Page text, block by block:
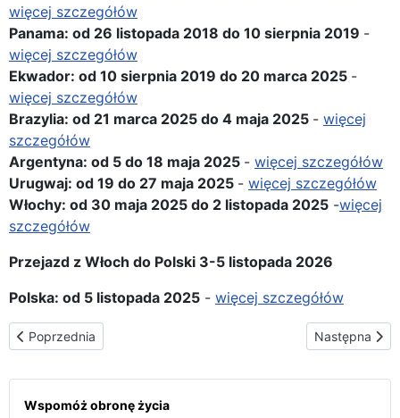
więcej szczegółów
Panama: od 26 listopada 2018 do 10 sierpnia 2019 -
więcej szczegółów
Ekwador: od 10 sierpnia 2019 do 20 marca 2025 -
więcej szczegółów
Brazylia: od 21 marca 2025 do 4 maja 2025 - więcej
szczegółów
Argentyna: od 5 do 18 maja 2025 - więcej szczegółów
Urugwaj: od 19 do 27 maja 2025 - więcej szczegółów
Włochy: od 30 maja 2025 do 2 listopada 2025 -więcej
szczegółów
Przejazd z Włoch do Polski 3-5 listopada 2026
Polska: od 5 listopada 2025 - więcej szczegółów
Poprzednia strona: Trasa peregrynacji w Ekwadorze
Poprzednia Następna
Następna
Wspomóż obronę życia